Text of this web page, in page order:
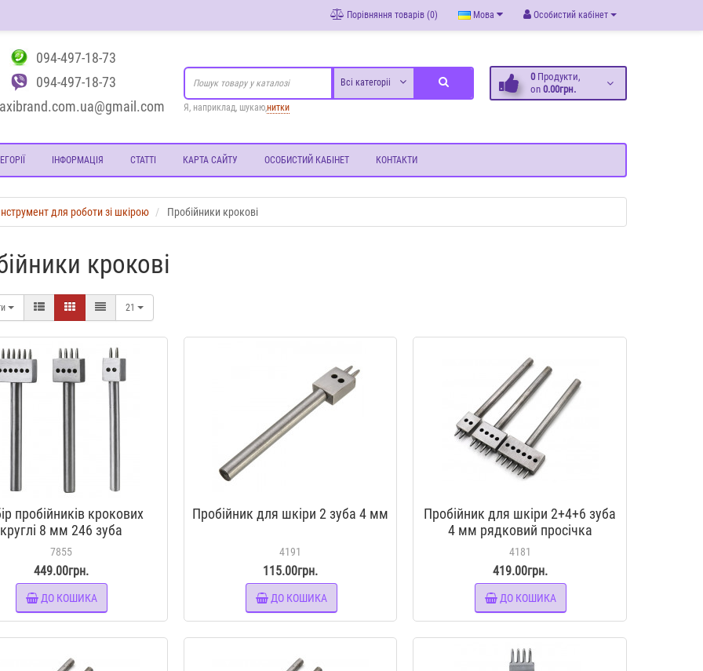
Особистий кабінет
Мова
Порівняння товарів (0)
094-497-18-73
094-497-18-73
0 Продукти,
on 0.00грн.
Всі категоріі
Я, наприклад, шукаю,нитки
ІНФОРМАЦІЯ СТАТТІ КАРТА САЙТУ ОСОБИСТИЙ КАБІНЕТ КОНТАКТИ
для роботи зі шкірою Пробійники крокові
крокові
21
пробійників крокових
круглі 8 мм 246 зуба
7855
449.00грн.
ДО КОШИКА
Пробійник для шкіри 2 зуба 4 мм
4191
115.00грн.
ДО КОШИКА
Пробійник для шкіри 2+4+6 зуба
4 мм рядковий просічка
вилковая інструмент для шкіри
4181
419.00грн.
ДО КОШИКА